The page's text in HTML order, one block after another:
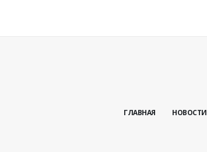
ГЛАВНАЯ НОВОСТИ